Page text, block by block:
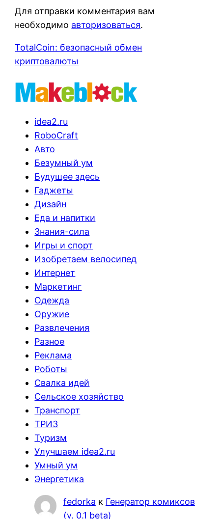
Для отправки комментария вам
необходимо авторизоваться.
TotalCoin: безопасный обмен
криптовалюты
idea2.ru
RoboCraft
Авто
Безумный ум
Будущее здесь
Гаджеты
Дизайн
Еда и напитки
Знания-сила
Игры и спорт
Изобретаем велосипед
Интернет
Маркетинг
Одежда
Оружие
Развлечения
Разное
Реклама
Роботы
Свалка идей
Сельское хозяйство
Транспорт
ТРИЗ
Туризм
Улучшаем idea2.ru
Умный ум
Энергетика
fedorka к Генератор комиксов
(v. 0.1 beta)